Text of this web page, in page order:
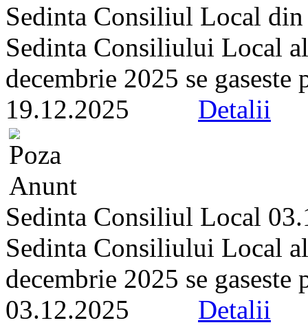
Sedinta Consiliul Local
Sedinta Consiliului Local
decembrie 2025 se
19.12.2025 Detalii
Sedinta Consiliul Local
Sedinta Consiliului Local
decembrie 2025 se
03.12.2025 Detalii